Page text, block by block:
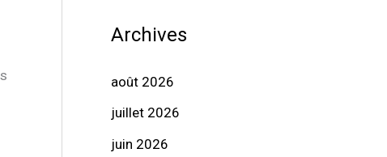
Archives
août 2026
juillet 2026
juin 2026